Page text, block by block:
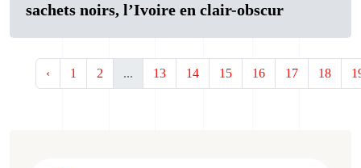
sachets noirs, l’Ivoire en clair-obscur
‹ 1 2 ... 13 14 15 16 17 18